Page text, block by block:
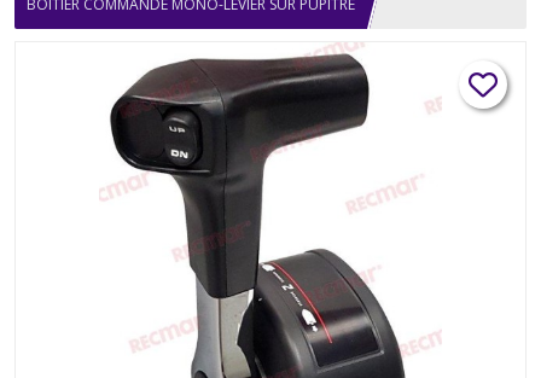
BOITIER COMMANDE MONO-LEVIER SUR PUPITRE